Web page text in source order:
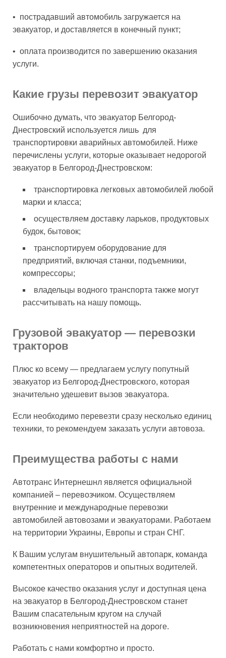
• пострадавший автомобиль загружается на
эвакуатор, и доставляется в конечный пункт;
• оплата производится по завершению оказания
услуги.
Какие грузы перевозит эвакуатор
Ошибочно думать, что эвакуатор Белгород-
Днестровский используется лишь для
транспортировки аварийных автомобилей. Ниже
перечислены услуги, которые оказывает недорогой
эвакуатор в Белгород-Днестровском:
транспортировка легковых автомобилей любой
марки и класса;
осуществляем доставку ларьков, продуктовых
будок, бытовок;
транспортируем оборудование для
предприятий, включая станки, подъемники,
компрессоры;
владельцы водного транспорта также могут
рассчитывать на нашу помощь.
Грузовой эвакуатор — перевозки
тракторов
Плюс ко всему — предлагаем услугу попутный
эвакуатор из Белгород-Днестровского, которая
значительно удешевит вызов эвакуатора.
Если необходимо перевезти сразу несколько единиц
техники, то рекомендуем заказать услуги автовоза.
Преимущества работы с нами
Автотранс Интернешнл является официальной
компанией – перевозчиком. Осуществляем
внутренние и международные перевозки
автомобилей автовозами и эвакуаторами. Работаем
на территории Украины, Европы и стран СНГ.
К Вашим услугам внушительный автопарк, команда
компетентных операторов и опытных водителей.
Высокое качество оказания услуг и доступная цена
на эвакуатор в Белгород-Днестровском станет
Вашим спасательным кругом на случай
возникновения неприятностей на дороге.
Работать с нами комфортно и просто.